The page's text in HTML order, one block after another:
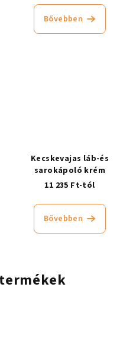
Bővebben
Kecskevajas láb-és
sarokápoló krém
11 235 Ft-tól
Bővebben